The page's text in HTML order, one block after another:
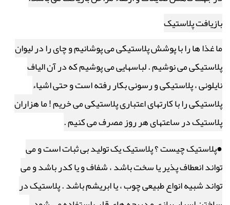
بازیافت پلاستیک
ما غذا ها را با پوشش پلاستیکی می پوشانیم و چای را در لیوان
پلاستیکی می نوشیم . لباسهایی می پوشیم که در آن الیاف
نایلونی ، پلاستیکی و رسونی بکار رفته است و حتی اشیاء
پلاستیکی را با کارتهای اعتباری پلاستیکی می خریم ! ما هزاران
پلاستیک در ساعتهای هر روز مصرف می کنیم .
●پلاستیک چیست ؟ پلاستیک یک تولید بی ثبات است و می
تواند انعطاف پذیر یا سخت باشد ، شفاف و یا کدر باشد و می
تواند شبیه انواع طبیعی چوب ، یا ابریشم باشد . پلاستیک در